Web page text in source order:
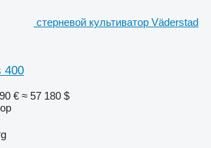
стерневой культиватор Väderstad
400
€ ≈ 57 180 $